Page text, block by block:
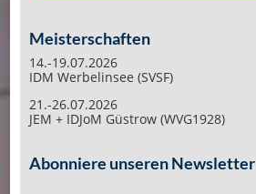
Meisterschaften
14.-19.07.2026
IDM Werbelinsee (SVSF)
21.-26.07.2026
JEM + IDJoM Güstrow (WVG1928)
Abonniere unseren Newsletter